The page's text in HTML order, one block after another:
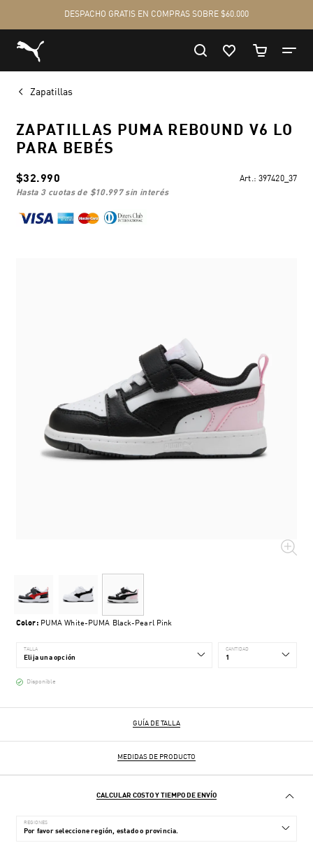
Zapatillas
ZAPATILLAS PUMA REBOUND V6 LO
PARA BEBÉS
$32.990 Art.: 397420_37
hasta 3 cuotas de $10.997sin interés
Color: PUMA White-PUMA Black-Pearl Pink
TALLA CANTIDAD
Disponible
GUÍA DE TALLA
MEDIDAS DE PRODUCTO
CALCULAR COSTO Y TIEMPO DE ENVÍO
REGIONES